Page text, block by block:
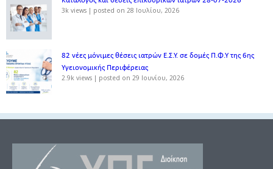
3k views | posted on 28 Ιουλίου, 2026
82 νέες μόνιμες θέσεις ιατρών Ε.Σ.Υ. σε δομές Π.Φ.Υ της 6ης
Υγειονομικής Περιφέρειας
2.9k views | posted on 29 Ιουνίου, 2026